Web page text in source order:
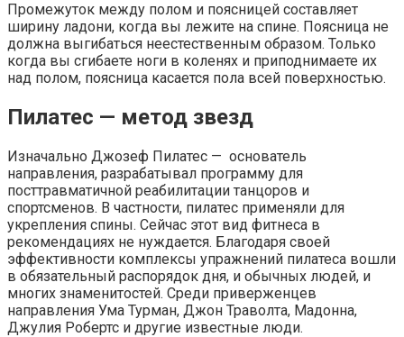
Промежуток между полом и поясницей составляет
ширину ладони, когда вы лежите на спине. Поясница не
должна выгибаться неестественным образом. Только
когда вы сгибаете ноги в коленях и приподнимаете их
над полом, поясница касается пола всей поверхностью.
Пилатес — метод звезд
Изначально Джозеф Пилатес — основатель
направления, разрабатывал программу для
посттравматичной реабилитации танцоров и
спортсменов. В частности, пилатес применяли для
укрепления спины. Сейчас этот вид фитнеса в
рекомендациях не нуждается. Благодаря своей
эффективности комплексы упражнений пилатеса вошли
в обязательный распорядок дня, и обычных людей, и
многих знаменитостей. Среди приверженцев
направления Ума Турман, Джон Траволта, Мадонна,
Джулия Робертс и другие известные люди.